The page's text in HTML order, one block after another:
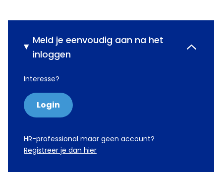
Meld je eenvoudig aan na het
inloggen
Interesse?
Login
HR-professional maar geen account?
Registreer je dan hier